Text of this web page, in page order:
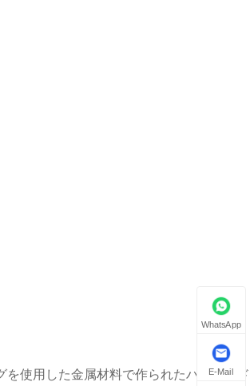
使用した金属材料で作られたハイエンド
WhatsApp
E-Mail